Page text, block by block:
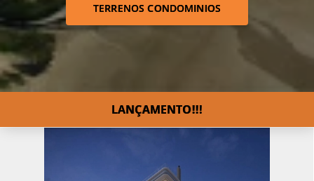
TERRENOS CONDOMINIOS
LANÇAMENTO!!!